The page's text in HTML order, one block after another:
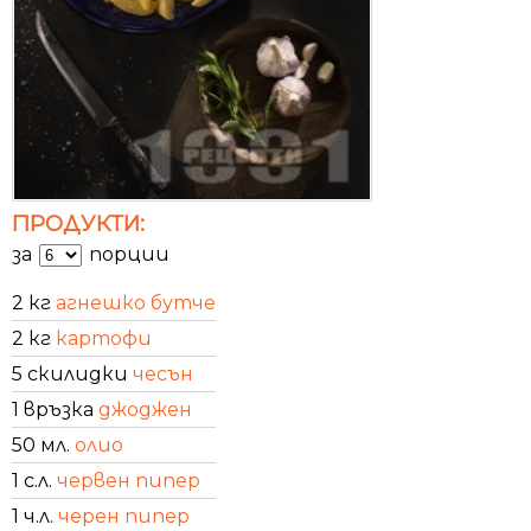
ПРОДУКТИ:
за порции
2 кг агнешко бутче
2 кг картофи
5 скилидки чесън
1 връзка джоджен
50 мл. олио
1 с.л. червен пипер
1 ч.л. черен пипер